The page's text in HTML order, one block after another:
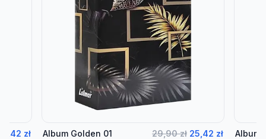
Album Golden 01 29,90 zł 25,42 zł Album
zł